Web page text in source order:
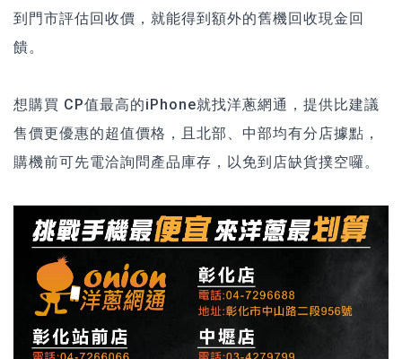
到門市評估回收價，就能得到額外的舊機回收現金回
饋。
想購買 CP值最高的iPhone就找洋蔥網通，提供比建議
售價更優惠的超值價格，且北部、中部均有分店據點，
購機前可先電洽詢問產品庫存，以免到店缺貨撲空囉。